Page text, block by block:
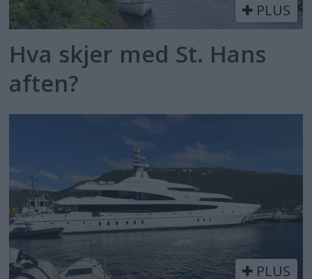
PLUS
Hva skjer med St. Hans
aften?
PLUS